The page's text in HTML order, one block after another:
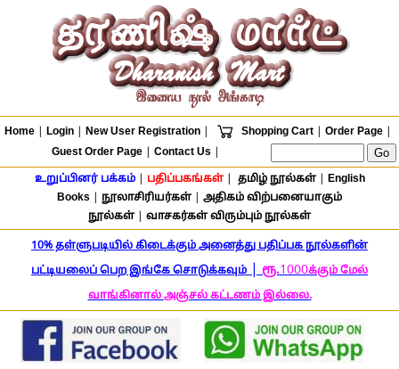
Home Login New User Registration Shopping Cart Order Page
Guest Order Page| Contact Us
உறுப்பினர் பக்கம்| பதிப்பகங்கள்| தமிழ் நூல்கள்| English
Books
நூலாசிரியர்கள்| அதிகம் விற்பனையாகும்
நூல்கள்| வாசகர்கள் விரும்பும் நூல்கள்
10% தள்ளுபடியில் கிடைக்கும் அனைத்து பதிப்பக நூல்களின்
பட்டியலைப் பெற இங்கே சொடுக்கவும்|ரூ.1000க்கும் மேல்
வாங்கினால் அஞ்சல் கட்டணம் இல்லை.